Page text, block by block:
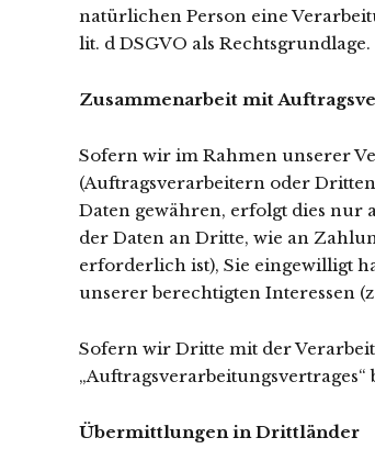
natürlichen Person eine
lit. d DSGVO als Rechtsgrundlage.
Zusammenarbeit mit
Sofern wir im Rahmen unserer
(Auftragsverarbeitern oder
Daten gewähren, erfolgt dies nur
der Daten an Dritte, wie an
erforderlich ist), Sie eingewilligt
unserer berechtigten Interessen
Sofern wir Dritte mit der
Übermittlungen in Drittländer